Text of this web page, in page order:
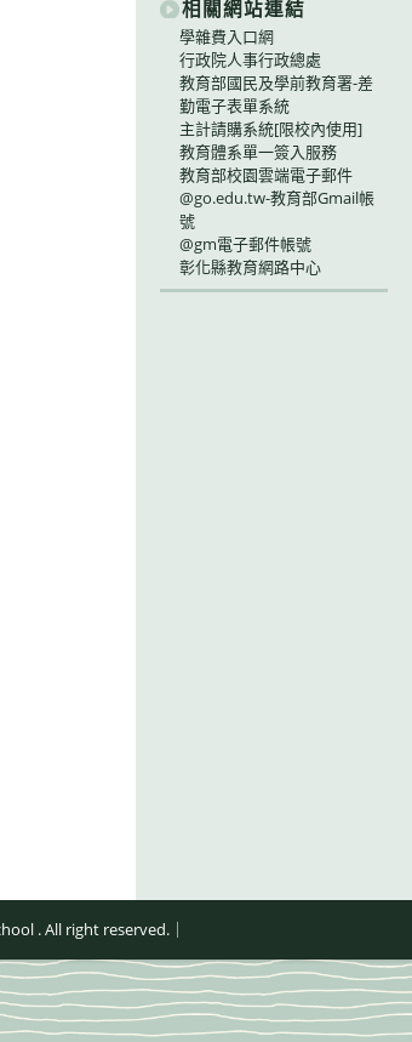
相關網站連結
學雜費入口網
行政院人事行政總處
教育部國民及學前教育署-差
勤電子表單系統
主計請購系統[限校內使用]
教育體系單一簽入服務
教育部校園雲端電子郵件
@go.edu.tw-教育部Gmail帳
號
@gm電子郵件帳號
彰化縣教育網路中心
. All right reserved.｜